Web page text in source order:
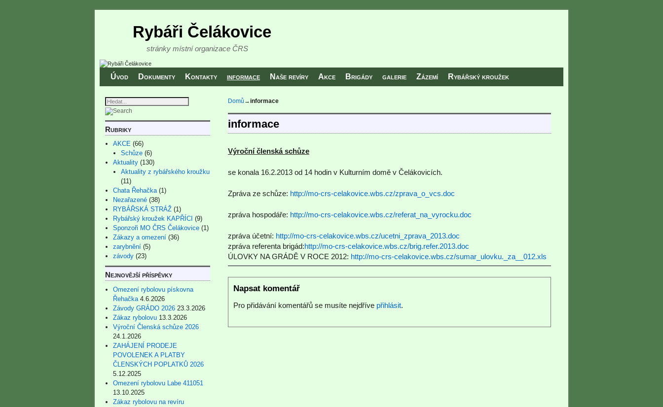
Rybáři Čelákovice
stránky místní organizace ČRS
Přeskočit na primární obsah
Přeskočit na sekundární obsah
Úvod Dokumenty Kontakty informace Naše revíry Akce Brigády galerie Zázemí Rybářský kroužek
Rubriky
AKCE(66)
Schůze(6)
Aktuality(130)
Aktuality z rybářského kroužku
(11)
Chata Řehačka(1)
Nezařazené(38)
RYBÁŘSKÁ STRÁŽ(1)
Rybářský kroužek KAPŘÍCI (9)
Sponzoři MO ČRS Čelákovice(1)
Zákazy a omezení(36)
zarybnění(5)
závody(23)
Nejnovější příspěvky
Omezení rybolovu pískovna
Řehačka 4.6.2026
Závody GRÁDO 2026 23.3.2026
Zákaz rybolovu 13.3.2026
Výroční Členská schůze 2026
24.1.2026
ZAHÁJENÍ PRODEJE
POVOLENEK A PLATBY
ČLENSKÝCH POPLATKŮ 2026
5.12.2025
Omezení rybolovu Labe 411051
13.10.2025
Zákaz rybolovu na revíru
Domů →informace
informace
Výroční členská schůze
se konala 16.2.2013 od 14 hodin v Kulturním domě v Čelákovicích.
Zpráva ze schůze: http://mo-crs-celakovice.wbs.cz/zprava_o_vcs.doc
zpráva hospodáře: http://mo-crs-celakovice.wbs.cz/referat_na_vyrocku.doc
zpráva účetní: http://mo-crs-celakovice.wbs.cz/ucetni_zprava_2013.doc
zpráva referenta brigád:http://mo-crs-celakovice.wbs.cz/brig.refer.2013.doc
ÚLOVKY NA GRÁDĚ V ROCE 2012: http://mo-crs-celakovice.wbs.cz/sumar_ulovku._za__012.xls
Napsat komentář
Pro přidávání komentářů se musíte nejdříve přihlásit.